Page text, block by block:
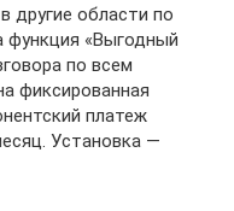
другие области по
функция «Выгодный
по всем
фиксированная
платеж
Установка —